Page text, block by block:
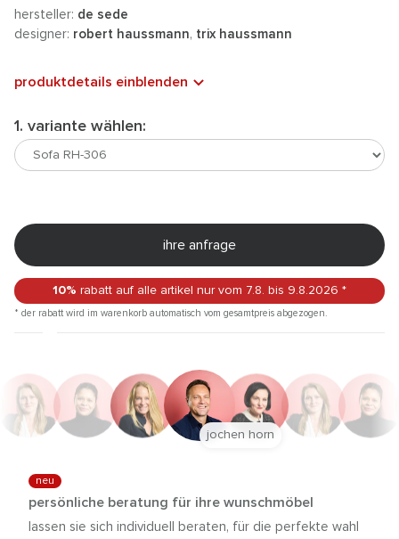
hersteller: de sede
designer: robert haussmann, trix haussmann
produktdetails einblenden
1. variante wählen:
ihre anfrage
10% rabatt auf alle artikel nur vom 7.8. bis 9.8.2026 *
* der rabatt wird im warenkorb automatisch vom gesamtpreis abgezogen.
neu
persönliche beratung für ihre wunschmöbel
lassen sie sich individuell beraten, für die perfekte wahl
jochen horn